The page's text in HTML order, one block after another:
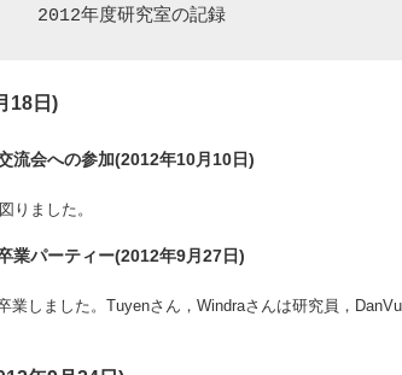
2012年度研究室の記録
18日)
流会への参加(2012年10月10日)
りました。
業パーティー(2012年9月27日)
業しました。Tuyenさん，Windraさんは研究員，